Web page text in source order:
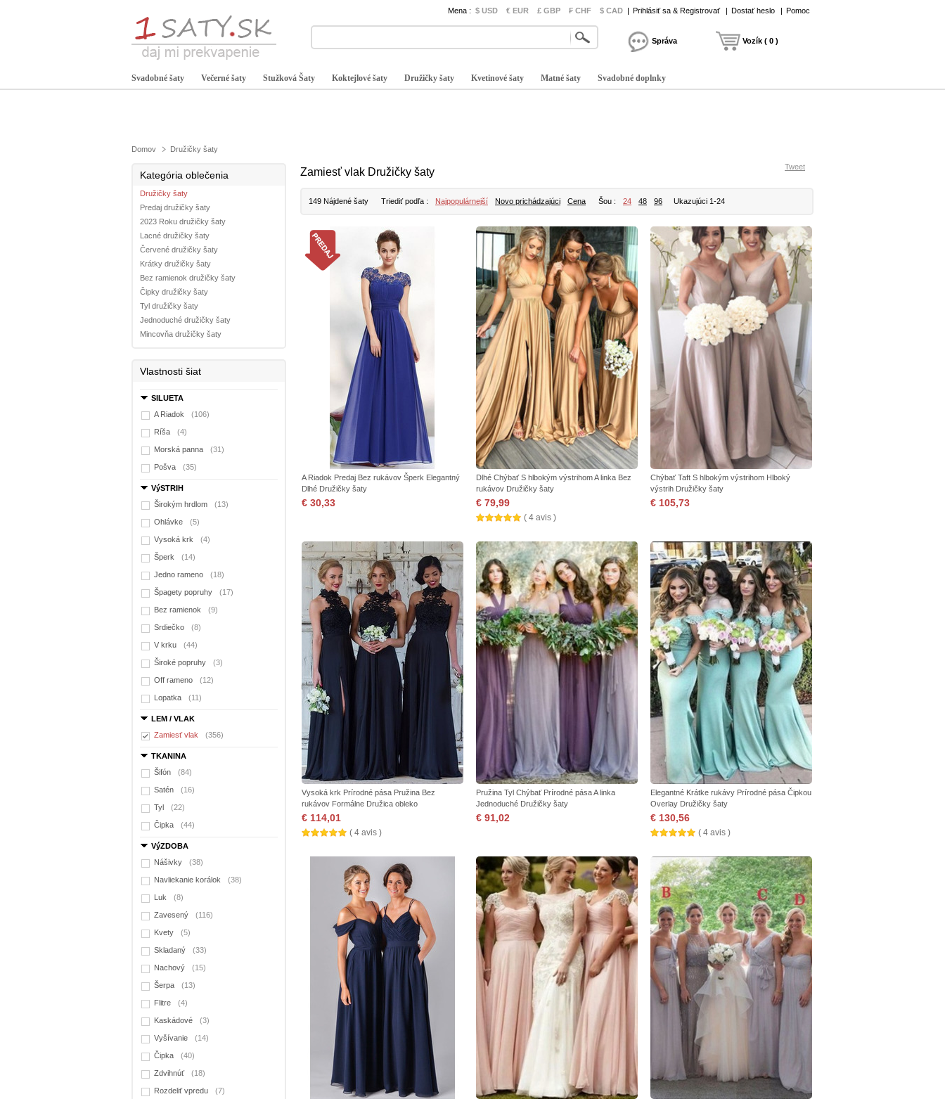
Mena : $ USD € EUR £ GBP ₣ CHF $ CAD | Prihlásiť sa & Registrovať | Dostať heslo | Pomoc
Správa Vozík ( 0 )
Svadobné šaty Večerné šaty Stužková Šaty Koktejlové šaty Družičky šaty Kvetinové šaty Matné šaty Svadobné doplnky
Domov Družičky šaty
Kategória oblečenia
Družičky šaty
Predaj družičky šaty
2023 Roku družičky šaty
Lacné družičky šaty
Červené družičky šaty
Krátky družičky šaty
Bez ramienok družičky šaty
Čipky družičky šaty
Tyl družičky šaty
Jednoduché družičky šaty
Mincovňa družičky šaty
Vlastnosti šiat
SILUETA
A Riadok
(106)
Ríša (4)
Morská panna (31)
Pošva (35)
VýSTRIH
Širokým hrdlom
(13)
Ohlávke (5)
Vysoká krk (4)
Šperk (14)
Jedno rameno (18)
Špagety popruhy (17)
Bez ramienok (9)
Srdiečko (8)
V krku (44)
Široké popruhy (3)
Off rameno (12)
Lopatka (11)
LEM / VLAK
Zamiesť vlak
(356)
TKANINA
Šifón
(84)
Satén (16)
Tyl (22)
Čipka (44)
VýZDOBA
Nášivky
(38)
Navliekanie korálok (38)
Luk (8)
Zavesený (116)
Kvety (5)
Skladaný (33)
Nachový (15)
Šerpa (13)
Flitre (4)
Kaskádové (3)
Vyšívanie (14)
Čipka (40)
Zdvihnúť (18)
Rozdeliť vpredu (7)
Zamiesť vlak Družičky šaty Tweet
149 Nájdené šaty Triediť podľa : Najpopulárnejší Novo prichádzajúci Cena Šou : 24 48 96 Ukazujúci 1-24
A Riadok Predaj Bez rukávov Šperk Elegantný
Dlhé Družičky šaty
€ 30,33
Dlhé Chýbať S hlbokým výstrihom A linka Bez
rukávov Družičky šaty
€ 79,99
( 4 avis )
Chýbať Taft S hlbokým výstrihom Hlboký
výstrih Družičky šaty
€ 105,73
Vysoká krk Prírodné pása Pružina Bez
rukávov Formálne Družica obleko
€ 114,01
( 4 avis )
Pružina Tyl Chýbať Prírodné pása A linka
Jednoduché Družičky šaty
€ 91,02
Elegantné Krátke rukávy Prírodné pása Čipkou
Overlay Družičky šaty
€ 130,56
( 4 avis )